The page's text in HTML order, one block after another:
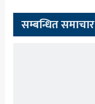
सम्बन्धित समाचार